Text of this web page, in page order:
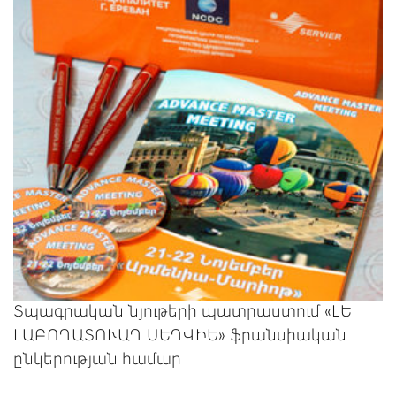
Տպագրական նյութերի պատրաստում «ԼԵ
ԼԱԲՈՂԱՏՈՒԱՂ ՍԵՂՎԻԵ» ֆրանսիական
ընկերության համար